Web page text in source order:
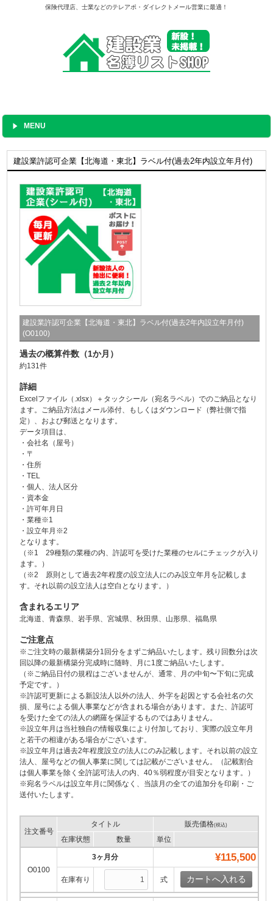
保険代理店、士業などのテレアポ・ダイレクトメール営業に最適！
MENU
建設業許認可企業【北海道・東北】ラベル付(過去2年内設立年月付)
建設業許認可企業【北海道・東北】ラベル付(過去2年内設立年月付)
(O0100)
過去の概算件数（1か月）
約131件
詳細
Excelファイル（.xlsx）＋タックシール（宛名ラベル）でのご納品となり
ます。ご納品方法はメール添付、もしくはダウンロード（弊社側で指
定）、および郵送となります。
データ項目は、
・会社名（屋号）
・〒
・住所
・TEL
・個人、法人区分
・資本金
・許可年月日
・業種※1
・設立年月※2
となります。
（※1 29種類の業種の内、許認可を受けた業種のセルにチェックが入り
ます。）
（※2 原則として過去2年程度の設立法人にのみ設立年月を記載しま
す。それ以前の設立法人は空白となります。）
含まれるエリア
北海道、青森県、岩手県、宮城県、秋田県、山形県、福島県
ご注意点
※ご注文時の最新構築分1回分をまずご納品いたします。残り回数分は次
回以降の最新構築分完成時に随時、月に1度ご納品いたします。
（※ご納品日付の規程はございませんが、通常、月の中旬〜下旬に完成
予定です。）
※許認可更新による新設法人以外の法人、外字を起因とする会社名の欠
損、屋号による個人事業などが含まれる場合があります。また、許認可
を受けた全ての法人の網羅を保証するものではありません。
※設立年月は当社独自の情報収集により付加しており、実際の設立年月
と若干の相違がある場合がございます。
※設立年月は過去2年程度設立の法人にのみ記載します。それ以前の設立
法人、屋号などの個人事業に関しては記載がございません。（記載割合
は個人事業を除く全許認可法人の内、40％弱程度が目安となります。）
※宛名ラベルは設立年月に関係なく、当該月の全ての追加分を印刷・ご
送付いたします。
注文番号
タイトル 販売価格(税込)
在庫状態 数量 単位
O0100
3ヶ月分 ¥115,500
在庫有り 式